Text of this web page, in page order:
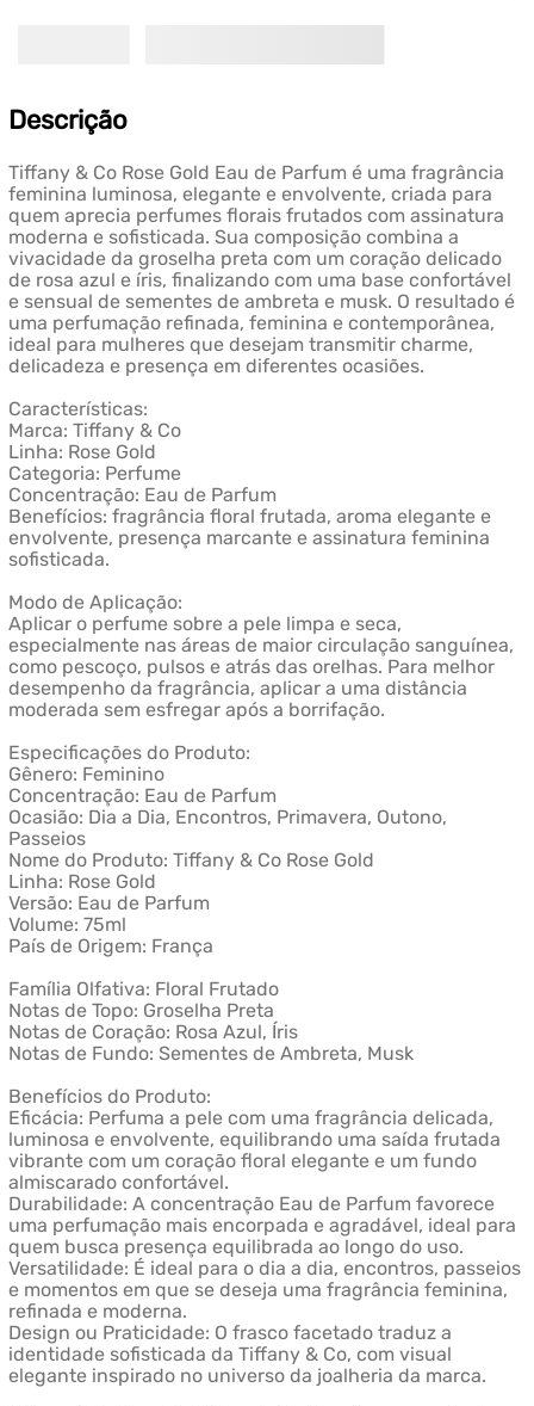
Descrição
Tiffany & Co Rose Gold Eau de Parfum é uma fragrância
feminina luminosa, elegante e envolvente, criada para
quem aprecia perfumes florais frutados com assinatura
moderna e sofisticada. Sua composição combina a
vivacidade da groselha preta com um coração delicado
de rosa azul e íris, finalizando com uma base confortável
e sensual de sementes de ambreta e musk. O resultado é
uma perfumação refinada, feminina e contemporânea,
ideal para mulheres que desejam transmitir charme,
delicadeza e presença em diferentes ocasiões.
Características:
Marca: Tiffany & Co
Linha: Rose Gold
Categoria: Perfume
Concentração: Eau de Parfum
Benefícios: fragrância floral frutada, aroma elegante e
envolvente, presença marcante e assinatura feminina
sofisticada.
Modo de Aplicação:
Aplicar o perfume sobre a pele limpa e seca,
especialmente nas áreas de maior circulação sanguínea,
como pescoço, pulsos e atrás das orelhas. Para melhor
desempenho da fragrância, aplicar a uma distância
moderada sem esfregar após a borrifação.
Especificações do Produto:
Gênero: Feminino
Concentração: Eau de Parfum
Ocasião: Dia a Dia, Encontros, Primavera, Outono,
Passeios
Nome do Produto: Tiffany & Co Rose Gold
Linha: Rose Gold
Versão: Eau de Parfum
Volume: 75ml
País de Origem: França
Família Olfativa: Floral Frutado
Notas de Topo: Groselha Preta
Notas de Coração: Rosa Azul, Íris
Notas de Fundo: Sementes de Ambreta, Musk
Benefícios do Produto:
Eficácia: Perfuma a pele com uma fragrância delicada,
luminosa e envolvente, equilibrando uma saída frutada
vibrante com um coração floral elegante e um fundo
almiscarado confortável.
Durabilidade: A concentração Eau de Parfum favorece
uma perfumação mais encorpada e agradável, ideal para
quem busca presença equilibrada ao longo do uso.
Versatilidade: É ideal para o dia a dia, encontros, passeios
e momentos em que se deseja uma fragrância feminina,
refinada e moderna.
Design ou Praticidade: O frasco facetado traduz a
identidade sofisticada da Tiffany & Co, com visual
elegante inspirado no universo da joalheria da marca.